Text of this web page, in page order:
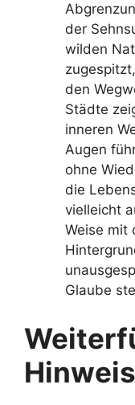
der
wilden
den
Städte
inneren
Augen
ohne
die
vielleicht
Weise mit
Glaube